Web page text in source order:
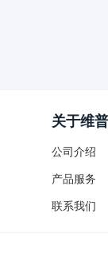
关于维普
公司介绍
产品服务
联系我们